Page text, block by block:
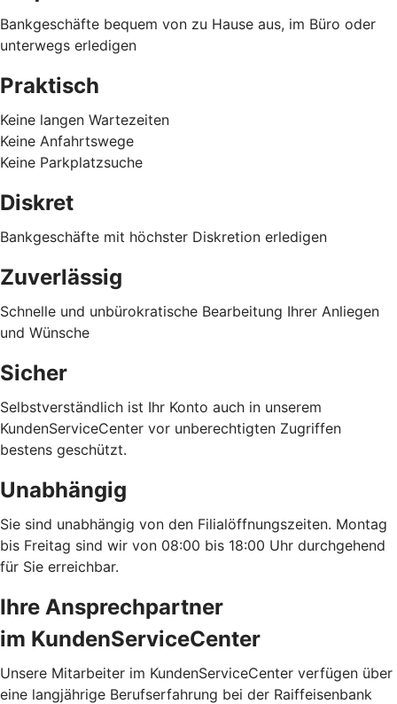
Bankgeschäfte bequem von zu Hause aus, im Büro oder
unterwegs erledigen
Praktisch
Keine langen Wartezeiten
Keine Anfahrtswege
Keine Parkplatzsuche
Diskret
Bankgeschäfte mit höchster Diskretion erledigen
Zuverlässig
Schnelle und unbürokratische Bearbeitung Ihrer Anliegen
und Wünsche
Sicher
Selbstverständlich ist Ihr Konto auch in unserem
KundenServiceCenter vor unberechtigten Zugriffen
bestens geschützt.
Unabhängig
Sie sind unabhängig von den Filialöffnungszeiten. Montag
bis Freitag sind wir von 08:00 bis 18:00 Uhr durchgehend
für Sie erreichbar.
Ihre Ansprechpartner
im KundenServiceCenter
Unsere Mitarbeiter im KundenServiceCenter verfügen über
eine langjährige Berufserfahrung bei der Raiffeisenbank